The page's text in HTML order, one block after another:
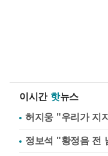
이시간 핫뉴스
허지웅 "우리가 지
정보석 "황정음 전